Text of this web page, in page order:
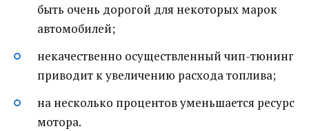
быть очень дорогой для некоторых марок
автомобилей;
некачественно осуществленный чип-тюнинг
приводит к увеличению расхода топлива;
на несколько процентов уменьшается ресурс
мотора.